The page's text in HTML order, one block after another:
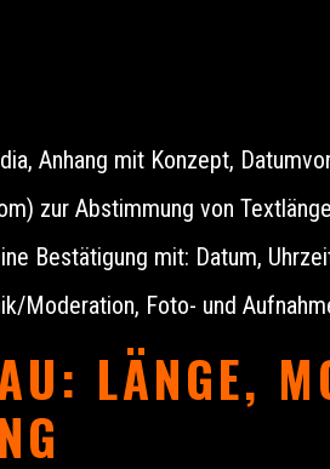
Anhang mit Konzept,
zur Abstimmung von
Bestätigung mit: Datum,
Moderation, Foto- und
LÄNGE,